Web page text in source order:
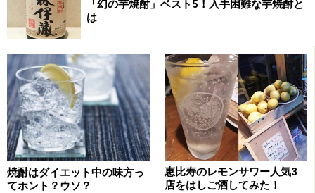
「幻の芋焼酎」ベスト5！入手困難な芋焼酎と
は
焼酎はダイエット中の味方っ
てホント？ウソ？
恵比寿のレモンサワー人気3
店をはしご酒してみた！